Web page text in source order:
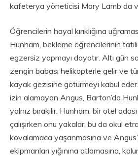
kafeterya yöneticisi Mary Lamb da
Öğrencilerin hayal kırıklığına
Hunham, bekleme öğrencilerinin
egzersiz yapmayı dayatır. Altı gün
zengin babası helikopterle gelir ve
kayak gezisine götürmeyi kabul
izin alamayan Angus, Barton’da
yalnız bırakılır. Hunham, bir otel
çalışırken onu yakalar, bu da okul
kovalamaca yaşanmasına ve
ekipmanları yığınına atlamasına,